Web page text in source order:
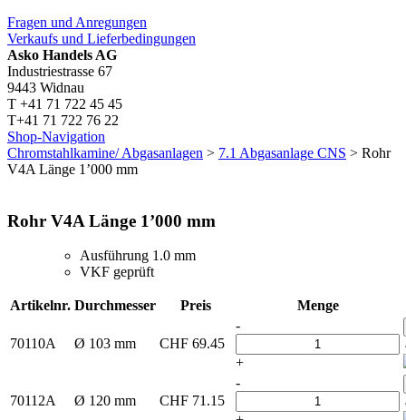
Fragen und Anregungen
Verkaufs und Lieferbedingungen
Asko Handels AG
Industriestrasse 67
9443 Widnau
T +41 71 722 45 45
T+41 71 722 76 22
Shop-Navigation
Chromstahlkamine/ Abgasanlagen > 7.1 Abgasanlage CNS > Rohr
V4A Länge 1’000 mm
Rohr V4A Länge 1’000 mm
Ausführung 1.0 mm
VKF geprüft
Artikelnr. Durchmesser Preis Menge
70110A Ø 103 mm CHF 69.45
-
+
70112A Ø 120 mm CHF 71.15
-